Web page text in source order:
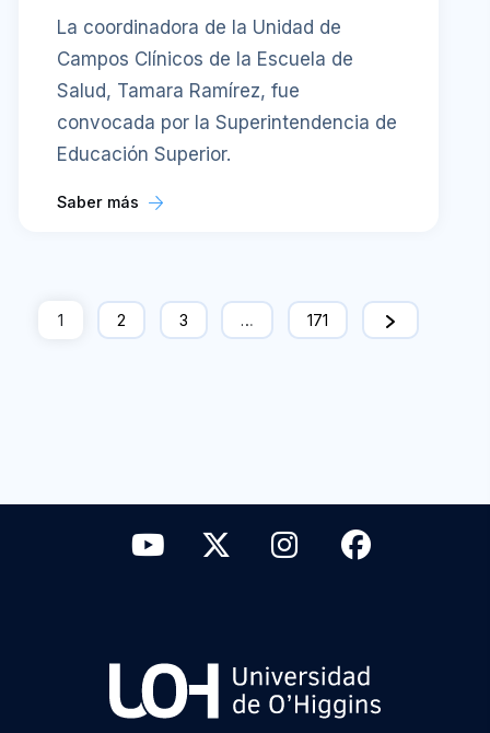
La coordinadora de la Unidad de
Campos Clínicos de la Escuela de
Salud, Tamara Ramírez, fue
convocada por la Superintendencia de
Educación Superior.
Saber más
1 2 3 … 171